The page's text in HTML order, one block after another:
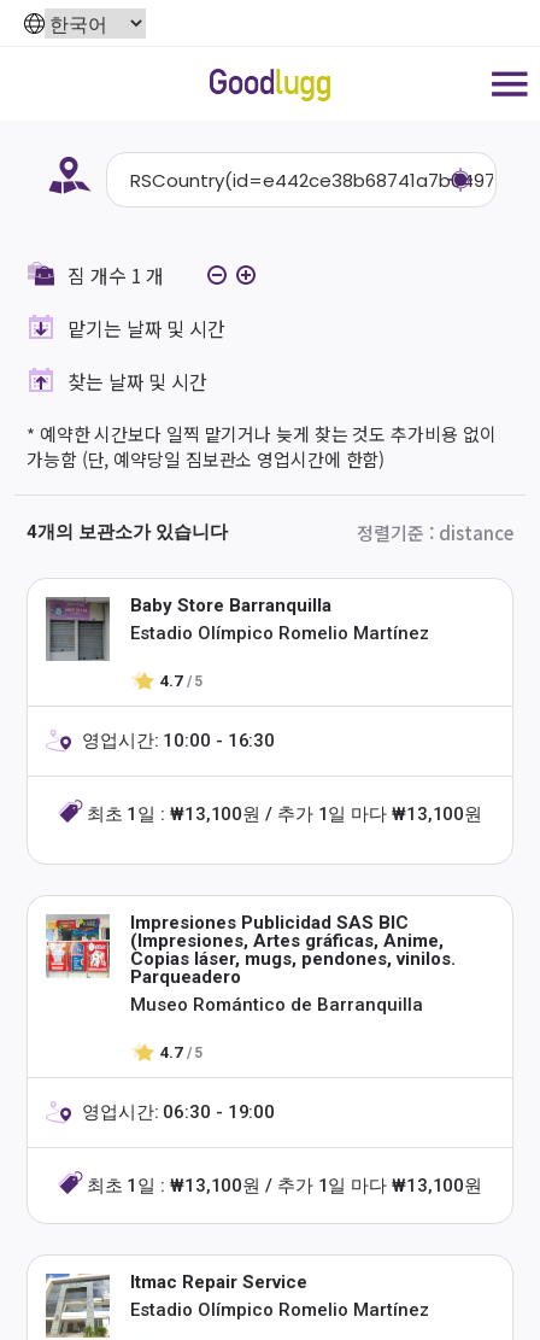
짐 개수 1 개
맡기는 날짜 및 시간
찾는 날짜 및 시간
* 예약한 시간보다 일찍 맡기거나 늦게 찾는 것도 추가비용 없이
가능함 (단, 예약당일 짐보관소 영업시간에 한함)
4개의 보관소가 있습니다 정렬기준 : distance
Baby Store Barranquilla
Estadio Olímpico Romelio Martínez
4.7 / 5
영업시간: 10:00 - 16:30
최초 1일 : ₩13,100원 / 추가 1일 마다 ₩13,100원
Impresiones Publicidad SAS BIC
(Impresiones, Artes gráficas, Anime,
Copias láser, mugs, pendones, vinilos.
Parqueadero
Museo Romántico de Barranquilla
4.7 / 5
영업시간: 06:30 - 19:00
최초 1일 : ₩13,100원 / 추가 1일 마다 ₩13,100원
Itmac Repair Service
Estadio Olímpico Romelio Martínez